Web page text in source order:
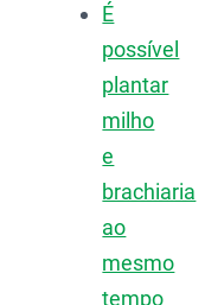
É
possível
plantar
milho
e
brachiaria
ao
mesmo
tempo